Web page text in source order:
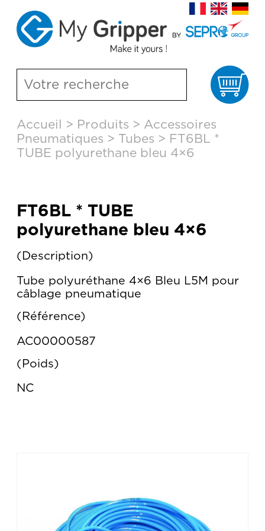
contenu
principal
Accueil > Produits > Accessoires
Pneumatiques > Tubes > FT6BL *
TUBE polyurethane bleu 4×6
FT6BL * TUBE
polyurethane bleu 4×6
Description
Tube polyuréthane 4×6 Bleu L5M pour
câblage pneumatique
Référence
AC00000587
Poids
NC